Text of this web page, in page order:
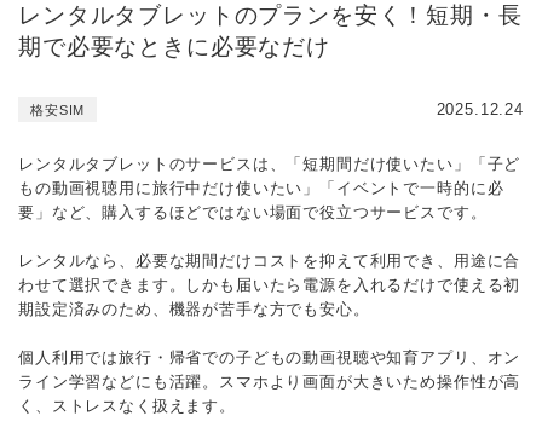
レンタルタブレットのプランを安く！短期・長
期で必要なときに必要なだけ
格安SIM 2025.12.24
レンタルタブレットのサービスは、「短期間だけ使いたい」「子ど
もの動画視聴用に旅行中だけ使いたい」「イベントで一時的に必
要」など、購入するほどではない場面で役立つサービスです。
レンタルなら、必要な期間だけコストを抑えて利用でき、用途に合
わせて選択できます。しかも届いたら電源を入れるだけで使える初
期設定済みのため、機器が苦手な方でも安心。
個人利用では旅行・帰省での子どもの動画視聴や知育アプリ、オン
ライン学習などにも活躍。スマホより画面が大きいため操作性が高
く、ストレスなく扱えます。